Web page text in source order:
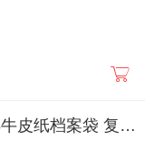
得力（deli）8383牛皮纸档案袋 复古黄色绳扣式A4加厚牛皮纸档案袋文件袋资料袋收纳袋公文袋商务办公10只装